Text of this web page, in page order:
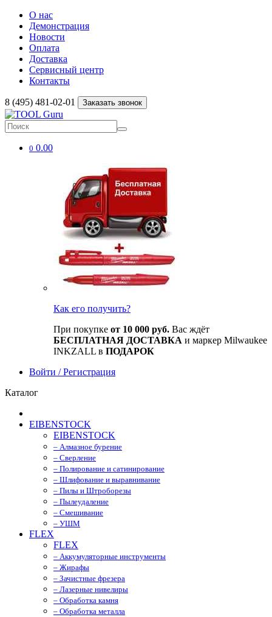
О нас
Демонстрация
Новости
Оплата
Доставка
Сервисный центр
Контакты
8 (495) 481-02-01 Заказать звонок
0 0.00
Как его получить?
При покупке от 10 000 руб. Вас ждёт
БЕСПЛАТНАЯ ДОСТАВКА и маркер Milwaukee
INKZALL в ПОДАРОК
Войти / Регистрация
Каталог
EIBENSTOCK
EIBENSTOCK
– Алмазное бурение
– Сверление
– Полирование и сатинирование
– Шлифование и выравнивание
– Пилы и Штроборезы
– Пылеудаление
– Смешивание
– УШМ
FLEX
FLEX
– Аккумуляторные инструменты
– Жирафы
– Зачистные фрезера
– Лазерные нивелиры
– Обработка камня
– Обработка металла